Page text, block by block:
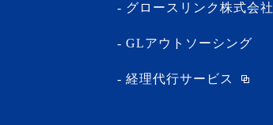
グロースリンク株式会社
GLアウトソーシング
経理代行サービス